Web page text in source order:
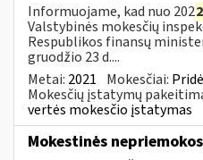
Informuojame, kad nuo 2022
Valstybinės mokesčių
Respublikos finansų
gruodžio 23 d....
Metai: 2021 Mokesčiai:
Mokesčių įstatymų
vertės mokesčio įstatymas
Mokestinės